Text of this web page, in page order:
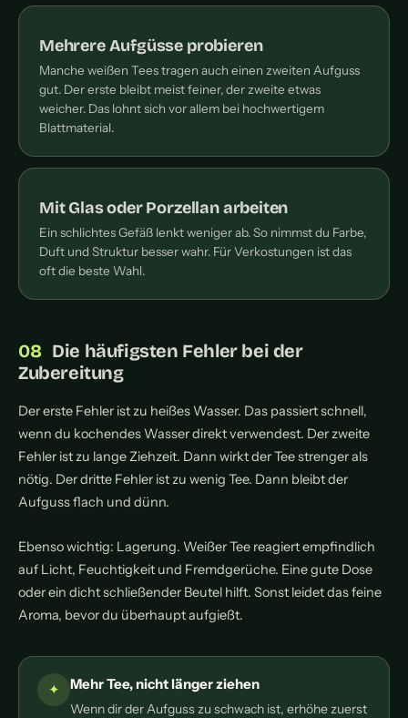
Mehrere Aufgüsse probieren
Manche weißen Tees tragen auch einen zweiten Aufguss
gut. Der erste bleibt meist feiner, der zweite etwas
weicher. Das lohnt sich vor allem bei hochwertigem
Blattmaterial.
Mit Glas oder Porzellan arbeiten
Ein schlichtes Gefäß lenkt weniger ab. So nimmst du Farbe,
Duft und Struktur besser wahr. Für Verkostungen ist das
oft die beste Wahl.
Die häufigsten Fehler bei der
Zubereitung
Der erste Fehler ist zu heißes Wasser. Das passiert schnell,
wenn du kochendes Wasser direkt verwendest. Der zweite
Fehler ist zu lange Ziehzeit. Dann wirkt der Tee strenger als
nötig. Der dritte Fehler ist zu wenig Tee. Dann bleibt der
Aufguss flach und dünn.
Ebenso wichtig: Lagerung. Weißer Tee reagiert empfindlich
auf Licht, Feuchtigkeit und Fremdgerüche. Eine gute Dose
oder ein dicht schließender Beutel hilft. Sonst leidet das feine
Aroma, bevor du überhaupt aufgießt.
Mehr Tee, nicht länger ziehen
Wenn dir der Aufguss zu schwach ist, erhöhe zuerst